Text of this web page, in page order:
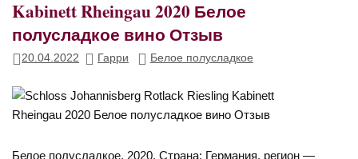
Kabinett Rheingau 2020 Белое
полусладкое вино Отзыв
20.04.2022 Гарри Белое полусладкое
Белое полусладкое. 2020. Страна: Германия, регион —